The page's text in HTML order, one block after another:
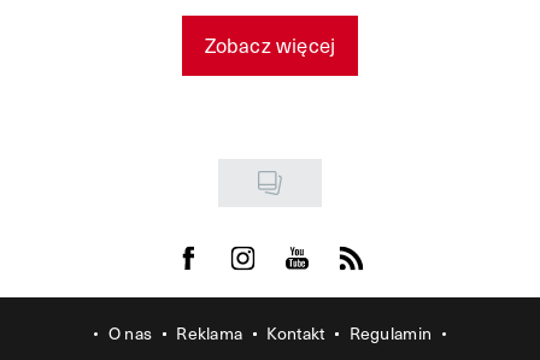
Zobacz więcej
Visit us on Facebook
Visit us on Instagram
Visit us on Youtube
Visit us on Rss
O nas Reklama Kontakt
Regulamin